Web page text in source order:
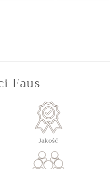
Faus
Jakość